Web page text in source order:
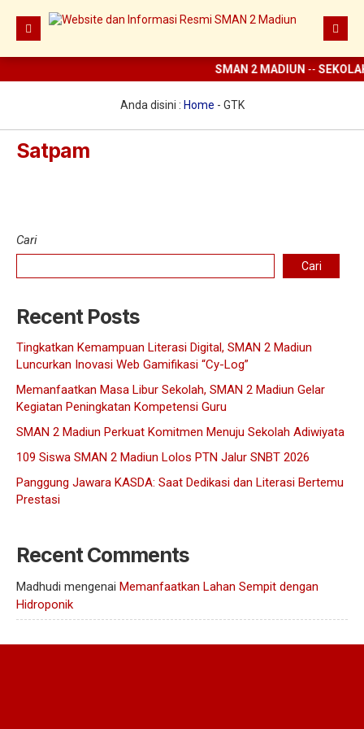
Prestasi
Struktur Organisasi
SCC
UKS
Koperasi
Tari
ELITE
Perpus Digital
Aplikasi KBM
Guru dan Karyawan
SMAN 2 MADIUN --
Anda disini : Home - GTK
Satpam
Satpam
Cari
Cari
Recent Posts
Tingkatkan Kemampuan Literasi Digital, SMAN 2 Madiun
Luncurkan Inovasi Web Gamifikasi “Cy-Log”
Memanfaatkan Masa Libur Sekolah, SMAN 2 Madiun Gelar
Kegiatan Peningkatan Kompetensi Guru
SMAN 2 Madiun Perkuat Komitmen Menuju Sekolah Adiwiyata
109 Siswa SMAN 2 Madiun Lolos PTN Jalur SNBT 2026
Panggung Jawara KASDA: Saat Dedikasi dan Literasi Bertemu
Prestasi
Recent Comments
Madhudi mengenai Memanfaatkan Lahan Sempit dengan
Hidroponik